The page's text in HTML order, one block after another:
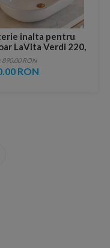
inalta pentru
LaVita Verdi 220,
ventil, brushed
890.00 RON
RON